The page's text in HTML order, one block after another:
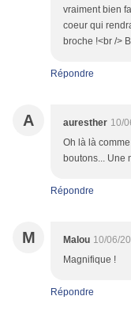
vraiment bien
coeur qui
broche !<br />
Répondre
A auresther 10/
Oh là là
boutons... Une
Répondre
M Malou 10/06/
Magnifique !
Répondre